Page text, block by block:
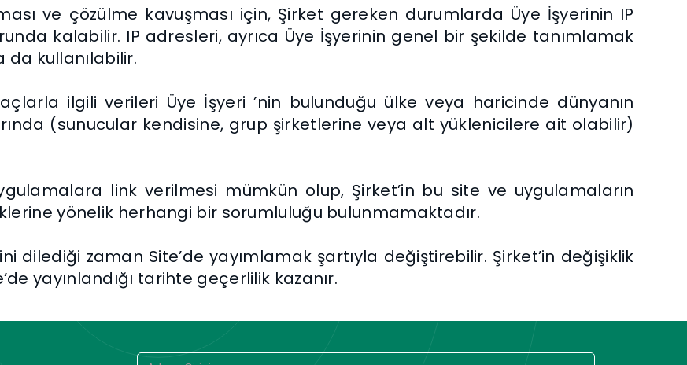
ve çözülme kavuşması için, Şirket gereken durumlarda Üye İşyerinin IP
kalabilir. IP adresleri, ayrıca Üye İşyerinin genel bir şekilde tanımlamak
kullanılabilir.
ilgili verileri Üye İşyeri ’nin bulunduğu ülke veya haricinde dünyanın
(sunucular kendisine, grup şirketlerine veya alt yüklenicilere ait olabilir)
link verilmesi mümkün olup, Şirket’in bu site ve uygulamaların
yönelik herhangi bir sorumluluğu bulunmamaktadır.
dilediği zaman Site’de yayımlamak şartıyla değiştirebilir. Şirket’in değişiklik
yayınlandığı tarihte geçerlilik kazanır.